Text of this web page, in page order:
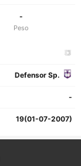
-
Peso
Defensor Sp.
-
19(01-07-2007)